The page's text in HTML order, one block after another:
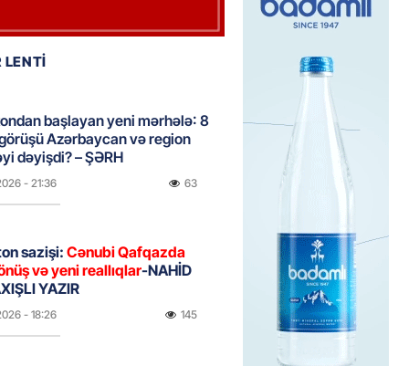
başlayan yeni mərhələ: 8
Azərbaycan və region
dəyişdi? – ŞƏRH
- 21:36 63
sazişi:Cənubi Qafqazda
və yeni reallıqlar-NAHİD
YAZIR
- 18:26 145